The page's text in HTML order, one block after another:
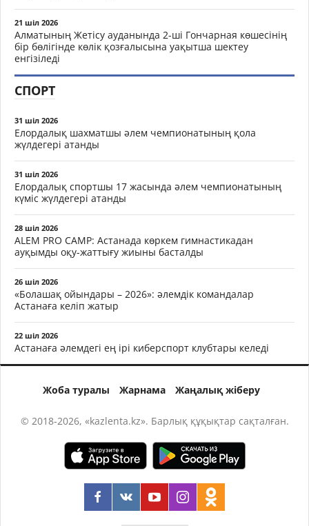
21 шіл 2026
Алматының Жетісу ауданында 2-ші Гончарная көшесінің
бір бөлігінде көлік қозғалысына уақытша шектеу
енгізіледі
СПОРТ
31 шіл 2026
Елордалық шахматшы әлем чемпионатының қола
жүлдегері атанды
31 шіл 2026
Елордалық спортшы 17 жасында әлем чемпионатының
күміс жүлдегері атанды
28 шіл 2026
ALEM PRO CAMP: Астанада көркем гимнастикадан
ауқымды оқу-жаттығу жиыны басталды
26 шіл 2026
«Болашақ ойындары – 2026»: әлемдік командалар
Астанаға келіп жатыр
22 шіл 2026
Астанаға әлемдегі ең ірі киберспорт клубтары келеді
Жоба туралы Жарнама Жаңалық жіберу
© 2018-2026, «kazlenta.kz». Барлық құқықтар сақталған.